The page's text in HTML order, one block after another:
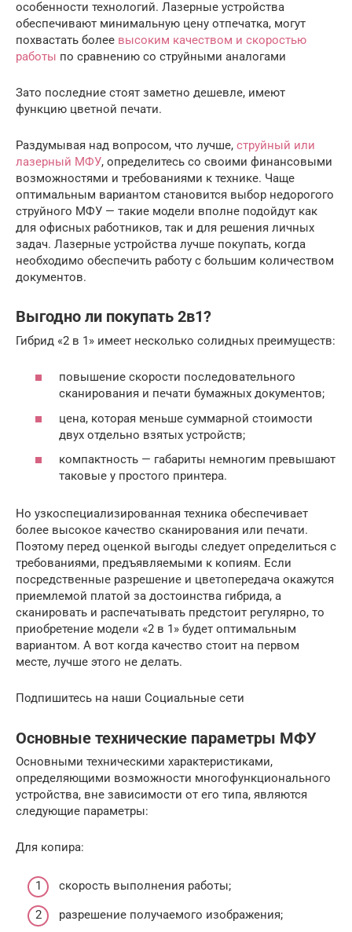
особенности технологий. Лазерные устройства
обеспечивают минимальную цену отпечатка, могут
похвастать более высоким качеством и скоростью
работы по сравнению со струйными аналогами
Зато последние стоят заметно дешевле, имеют
функцию цветной печати.
Раздумывая над вопросом, что лучше, струйный или
лазерный МФУ, определитесь со своими финансовыми
возможностями и требованиями к технике. Чаще
оптимальным вариантом становится выбор недорогого
струйного МФУ — такие модели вполне подойдут как
для офисных работников, так и для решения личных
задач. Лазерные устройства лучше покупать, когда
необходимо обеспечить работу с большим количеством
документов.
Выгодно ли покупать 2в1?
Гибрид «2 в 1» имеет несколько солидных преимуществ:
повышение скорости последовательного
сканирования и печати бумажных документов;
цена, которая меньше суммарной стоимости
двух отдельно взятых устройств;
компактность — габариты немногим превышают
таковые у простого принтера.
Но узкоспециализированная техника обеспечивает
более высокое качество сканирования или печати.
Поэтому перед оценкой выгоды следует определиться с
требованиями, предъявляемыми к копиям. Если
посредственные разрешение и цветопередача окажутся
приемлемой платой за достоинства гибрида, а
сканировать и распечатывать предстоит регулярно, то
приобретение модели «2 в 1» будет оптимальным
вариантом. А вот когда качество стоит на первом
месте, лучше этого не делать.
Подпишитесь на наши Социальные сети
Основные технические параметры МФУ
Основными техническими характеристиками,
определяющими возможности многофункционального
устройства, вне зависимости от его типа, являются
следующие параметры:
Для копира:
скорость выполнения работы;
разрешение получаемого изображения;